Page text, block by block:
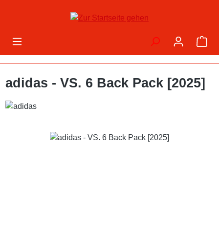
Zum Hauptinhalt springen
adidas - VS. 6 Back Pack [2025]
Bildergalerie überspringen